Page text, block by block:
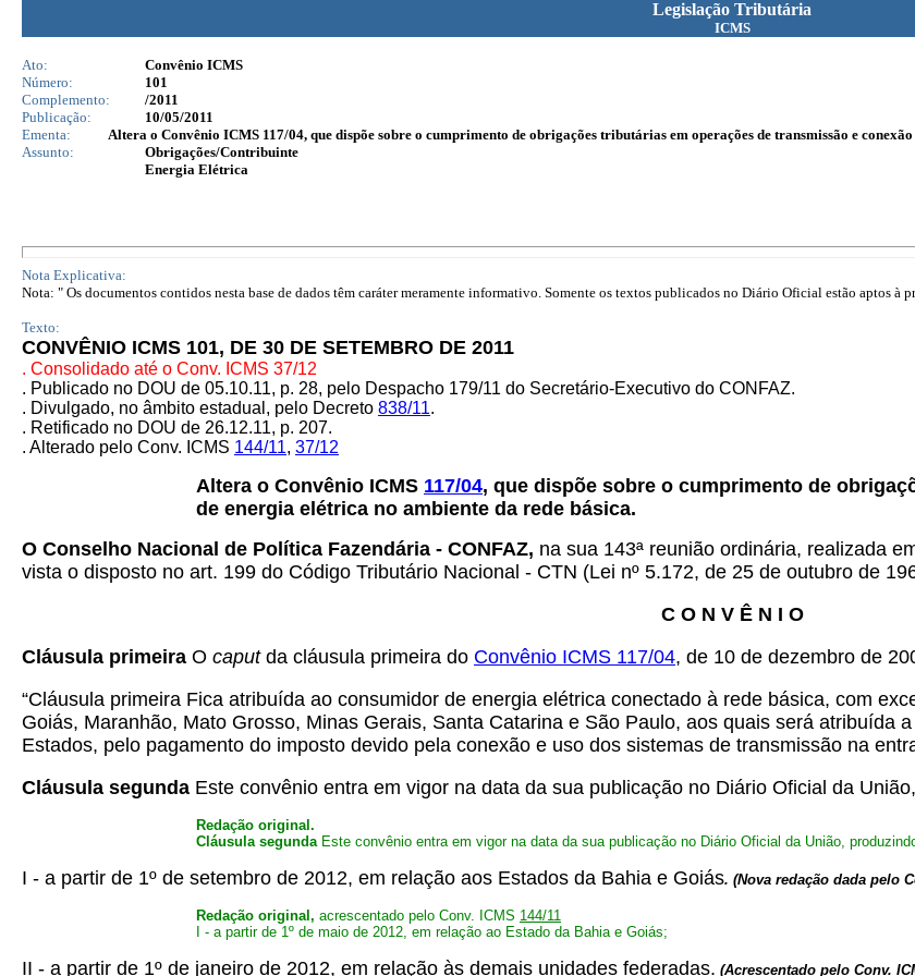
Legislação Tributária
ICMS
Ato:
Convênio ICMS
Número:
101
Complemento:
/2011
Publicação:
10/05/2011
Ementa:
Altera o Convênio ICMS 117/04, que dispõe sobre o cumprimento de obrigações tributárias em operações de transmissão e
Assunto:
Obrigações/Contribuinte
Energia Elétrica
Nota Explicativa:
Nota: " Os documentos contidos nesta base de dados têm caráter meramente informativo. Somente os textos publicados no Diário Oficial estão aptos à
Texto:
CONVÊNIO ICMS 101, DE 30 DE SETEMBRO DE 2011
. Consolidado até o Conv. ICMS 37/12
. Publicado no DOU de 05.10.11, p. 28, pelo Despacho 179/11 do Secretário-Executivo do CONFAZ.
. Divulgado, no âmbito estadual, pelo Decreto 838/11.
. Retificado no DOU de 26.12.11, p. 207.
. Alterado pelo Conv. ICMS 144/11, 37/12
Altera o Convênio ICMS 117/04, que dispõe sobre o cumprimento de
de energia elétrica no ambiente da rede básica.
O Conselho Nacional de Política Fazendária - CONFAZ, na sua 143ª reunião ordinária, realizada
vista o disposto no art. 199 do Código Tributário Nacional - CTN (Lei nº 5.172, de 25 de outubro de
C O N V Ê N I O
Cláusula primeira O caput da cláusula primeira do Convênio ICMS 117/04, de 10 de dezembro de
“Cláusula primeira Fica atribuída ao consumidor de energia elétrica conectado à rede básica, com
Goiás, Maranhão, Mato Grosso, Minas Gerais, Santa Catarina e São Paulo, aos quais será atribuída
Estados, pelo pagamento do imposto devido pela conexão e uso dos sistemas de transmissão na
Cláusula segunda Este convênio entra em vigor na data da sua publicação no Diário Oficial da
Redação original.
Cláusula segundaEste convênio entra em vigor na data da sua publicação no Diário Oficial da União,
I - a partir de 1º de setembro de 2012, em relação aos Estados da Bahia e Goiás. (Nova redação dada pelo
Redação original, acrescentado pelo Conv. ICMS 144/11
I - a partir de 1º de maio de 2012, em relação ao Estado da Bahia e Goiás;
II - a partir de 1º de janeiro de 2012, em relação às demais unidades federadas. (Acrescentado pelo Conv.